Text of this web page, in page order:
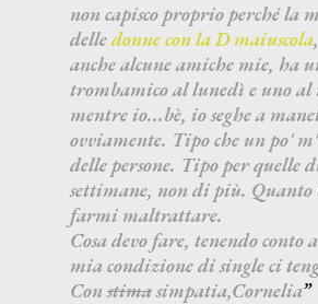
non capisco proprio perché la
delledonne con la D maiuscola
anche alcune amiche mie, ha
trombamico al lunedì e uno al
mentre io...bè, io seghe a
ovviamente. Tipo che un po'
delle persone. Tipo per quelle
settimane, non di più. Quanto
farmi maltrattare.
Cosa devo fare, tenendo conto
mia condizione di single ci
Constimasimpatia,Cornelia